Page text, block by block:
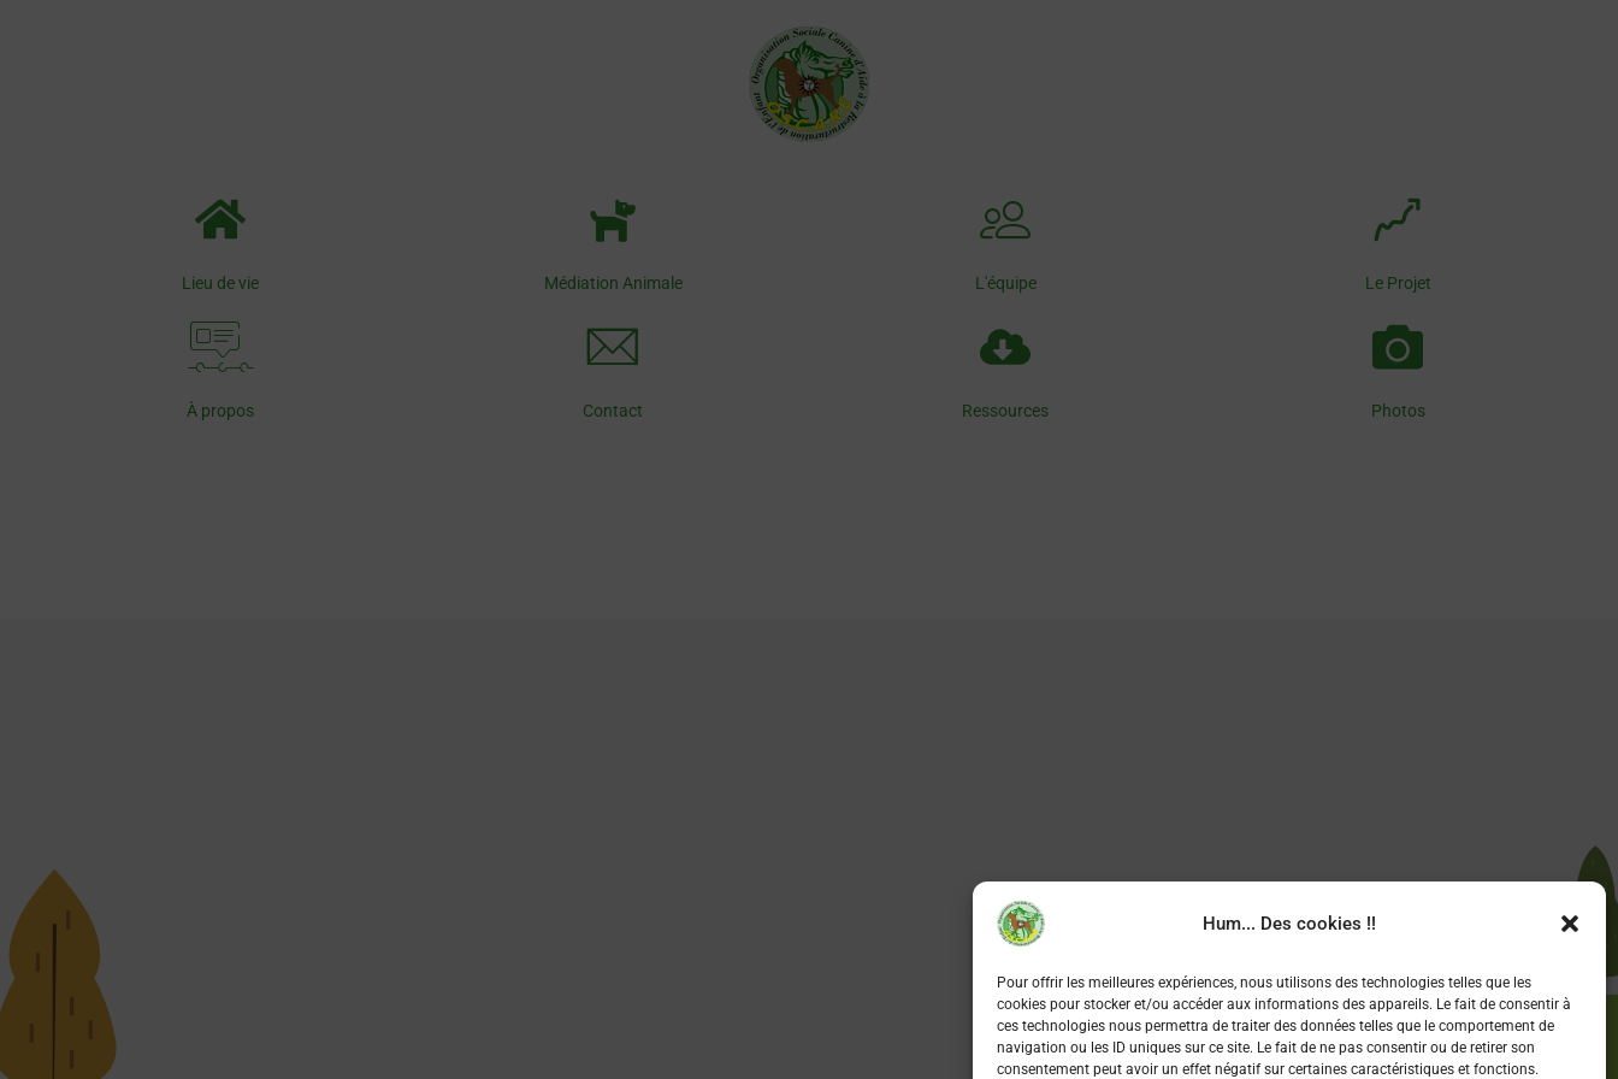
Hum... Des cookies !!
Pour offrir les meilleures expériences, nous utilisons des technologies telles que les
cookies pour stocker et/ou accéder aux informations des appareils. Le fait de consentir à
ces technologies nous permettra de traiter des données telles que le comportement de
navigation ou les ID uniques sur ce site. Le fait de ne pas consentir ou de retirer son
consentement peut avoir un effet négatif sur certaines caractéristiques et fonctions.
Lieu de vie Médiation Animale L'équipe Le Projet
À propos Contact Ressources Photos